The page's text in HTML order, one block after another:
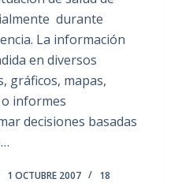
durante
La información
en diversos
gráficos, mapas,
informes
decisiones basadas
1 OCTUBRE 2007
18